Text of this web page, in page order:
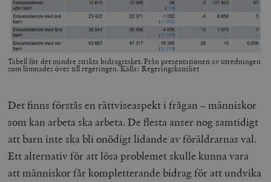
Tabell för det mindre strikta bidragstaket. Från presentationen av utredningen
som lämnades över till regeringen. Källa: Regeringskansliet
Det finns förstås en rättviseaspekt i frågan – människor
som kan arbeta ska arbeta. De flesta anser nog samtidigt
att barn inte ska bli onödigt lidande av föräldrarnas val.
Ett alternativ för att lösa problemet skulle kunna vara
att människor får kompletterande bidrag för att undvika